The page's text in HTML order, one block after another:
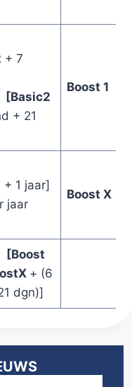
+ 7
[Basic2
+ 21
Boost 1
+ 1 jaar]
jaar
Boost X
[Boost
+ (6
dgn)]